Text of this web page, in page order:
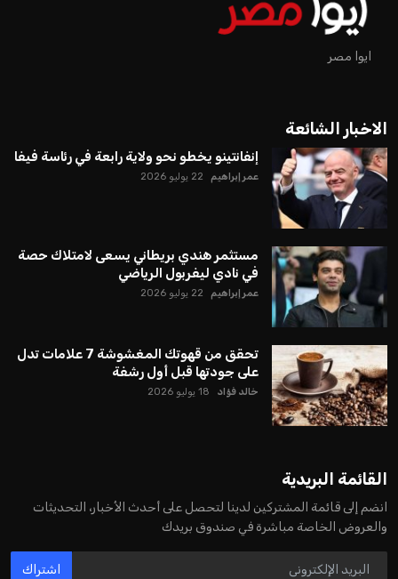
ايوا مصر
الاخبار الشائعة
إنفانتينو يخطو نحو ولاية رابعة في رئاسة فيفا
عمر إبراهيم 22 يوليو 2026
مستثمر هندي بريطاني يسعى لامتلاك حصة
في نادي ليفربول الرياضي
عمر إبراهيم 22 يوليو 2026
تحقق من قهوتك المغشوشة 7 علامات تدل
على جودتها قبل أول رشفة
خالد فؤاد 18 يوليو 2026
القائمة البريدية
انضم إلى قائمة المشتركين لدينا لتحصل على أحدث الأخبار، التحديثات
والعروض الخاصة مباشرة في صندوق بريدك
اشتراك